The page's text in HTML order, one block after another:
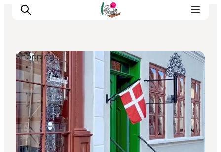
Oplevelser
Café & butik
Geopark Besøgscenter
Om Søbygaard
Det sker
Shopping